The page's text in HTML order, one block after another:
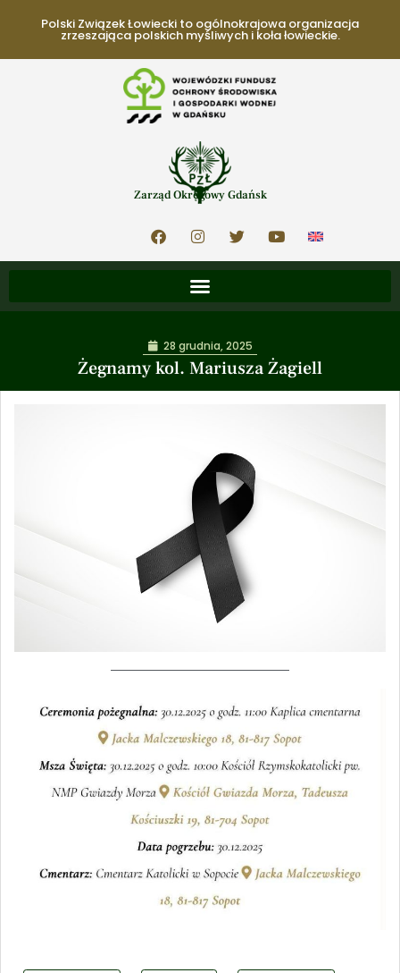
Polski Związek Łowiecki to ogólnokrajowa organizacja
zrzeszająca polskich myśliwych i koła łowieckie.
Zarząd Okręgowy Gdańsk
Żegnamy kol. Mariusza Żagiell
28 grudnia, 2025